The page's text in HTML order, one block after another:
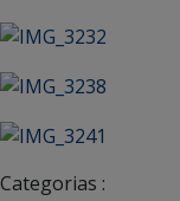
Categorias :